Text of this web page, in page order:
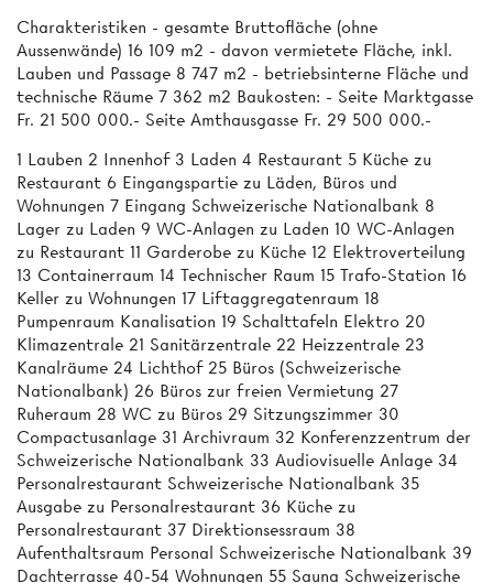
Charakteristiken - gesamte Bruttofläche (ohne
Aussenwände) 16 109 m2 - davon vermietete Fläche, inkl.
Lauben und Passage 8 747 m2 - betriebsinterne Fläche und
technische Räume 7 362 m2 Baukosten: - Seite Marktgasse
Fr. 21 500 000.- Seite Amthausgasse Fr. 29 500 000.-
1 Lauben 2 Innenhof 3 Laden 4 Restaurant 5 Küche zu
Restaurant 6 Eingangspartie zu Läden, Büros und
Wohnungen 7 Eingang Schweizerische Nationalbank 8
Lager zu Laden 9 WC-Anlagen zu Laden 10 WC-Anlagen
zu Restaurant 11 Garderobe zu Küche 12 Elektroverteilung
13 Containerraum 14 Technischer Raum 15 Trafo-Station 16
Keller zu Wohnungen 17 Liftaggregatenraum 18
Pumpenraum Kanalisation 19 Schalttafeln Elektro 20
Klimazentrale 21 Sanitärzentrale 22 Heizzentrale 23
Kanalräume 24 Lichthof 25 Büros (Schweizerische
Nationalbank) 26 Büros zur freien Vermietung 27
Ruheraum 28 WC zu Büros 29 Sitzungszimmer 30
Compactusanlage 31 Archivraum 32 Konferenzzentrum der
Schweizerische Nationalbank 33 Audiovisuelle Anlage 34
Personalrestaurant Schweizerische Nationalbank 35
Ausgabe zu Personalrestaurant 36 Küche zu
Personalrestaurant 37 Direktionsessraum 38
Aufenthaltsraum Personal Schweizerische Nationalbank 39
Dachterrasse 40-54 Wohnungen 55 Sauna Schweizerische